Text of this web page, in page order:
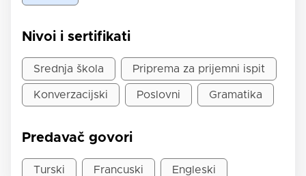
Nivoi i sertifikati
Srednja škola Priprema za prijemni ispit
Konverzacijski Poslovni Gramatika
Predavač govori
Turski Francuski Engleski